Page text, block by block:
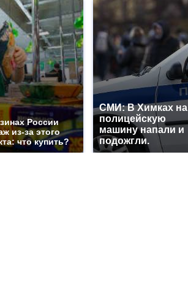
России
из-за этого
что купить?
СМИ: В Химках на
полицейскую
машину напали и
подожгли.